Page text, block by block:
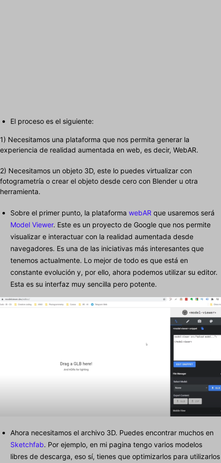
El proceso es el siguiente:
1) Necesitamos una plataforma que nos permita generar la
experiencia de realidad aumentada en web, es decir, WebAR.
2) Necesitamos un objeto 3D, este lo puedes virtualizar con
fotogrametría o crear el objeto desde cero con Blender u otra
herramienta.
Sobre el primer punto, la plataforma webAR que usaremos será
Model Viewer. Este es un proyecto de Google que nos permite
visualizar e interactuar con la realidad aumentada desde
navegadores. Es una de las iniciativas más interesantes que
tenemos actualmente. Lo mejor de todo es que está en
constante evolución y, por ello, ahora podemos utilizar su editor.
Esta es su interfaz muy sencilla pero potente.
Ahora necesitamos el archivo 3D. Puedes encontrar muchos en
Sketchfab. Por ejemplo, en mi pagina tengo varios modelos
libres de descarga, eso sí, tienes que optimizarlos para utilizarlos